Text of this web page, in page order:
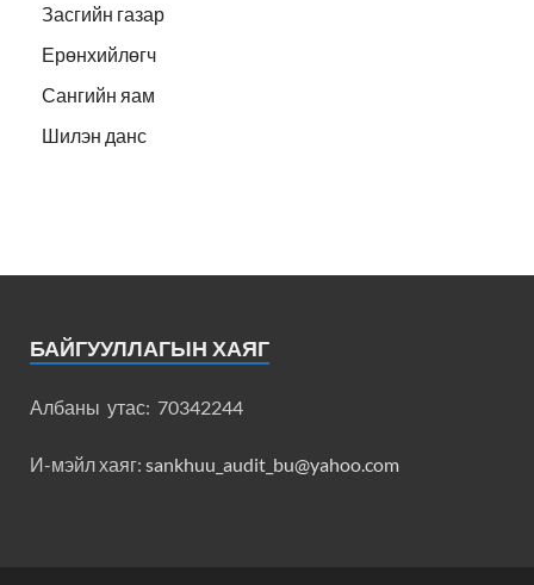
Засгийн газар
Ерөнхийлөгч
Сангийн яам
Шилэн данс
БАЙГУУЛЛАГЫН ХАЯГ
Албаны утас: 70342244
И-мэйл хаяг: sankhuu_audit_bu@yahoo.com